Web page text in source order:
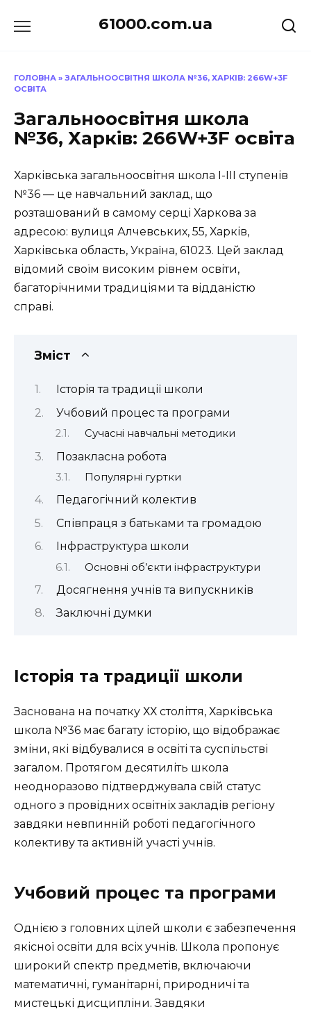
до
61000.com.ua
ГОЛОВНА » ЗАГАЛЬНООСВІТНЯ ШКОЛА №36, ХАРКІВ: 266W+3F
ОСВІТА
Загальноосвітня школа
№36, Харків: 266W+3F освіта
Харківська загальноосвітня школа I-III ступенів
№36 — це навчальний заклад, що
розташований в самому серці Харкова за
адресою: вулиця Алчевських, 55, Харків,
Харківська область, Україна, 61023. Цей заклад
відомий своїм високим рівнем освіти,
багаторічними традиціями та відданістю
справі.
Зміст
Історія та традиції школи
Учбовий процес та програми
Сучасні навчальні методики
Позакласна робота
Популярні гуртки
Педагогічний колектив
Співпраця з батьками та громадою
Інфраструктура школи
Основні об’єкти інфраструктури
Досягнення учнів та випускників
Заключні думки
Історія та традиції школи
Заснована на початку ХХ століття, Харківська
школа №36 має багату історію, що відображає
зміни, які відбувалися в освіті та суспільстві
загалом. Протягом десятиліть школа
неодноразово підтверджувала свій статус
одного з провідних освітніх закладів регіону
завдяки невпинній роботі педагогічного
колективу та активній участі учнів.
Учбовий процес та програми
Однією з головних цілей школи є забезпечення
якісної освіти для всіх учнів. Школа пропонує
широкий спектр предметів, включаючи
математичні, гуманітарні, природничі та
мистецькі дисципліни. Завдяки